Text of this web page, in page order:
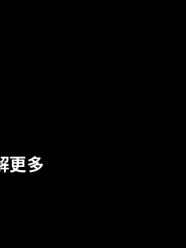
更多